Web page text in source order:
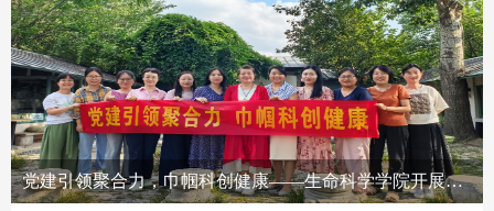
党建引领聚合力，巾帼科创健康——生命科学学院开展女教工读书座谈交流会